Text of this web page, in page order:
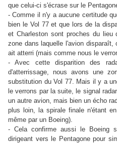
que celui-ci s'écrase sur le
- Comme il n'y a aucune certitude
bien le Vol 77 et que lors de la
et Charleston sont proches du
zone dans laquelle l'avion
ait atterri (mais comme nous le
- Avec cette disparition des
d'atterrissage, nous avons une
substitution du Vol 77. Mais il y a
le verrons par la suite, le signal
un autre avion, mais bien un écho
plus loin, la spirale finale n'étant
même par un Boeing).
- Cela confirme aussi le Boeing
dirigeant vers le Pentagone pour